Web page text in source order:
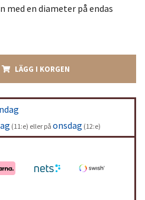
en diameter på endas
LÄGG I KORGEN
(11:e) eller på onsdag (12:e)